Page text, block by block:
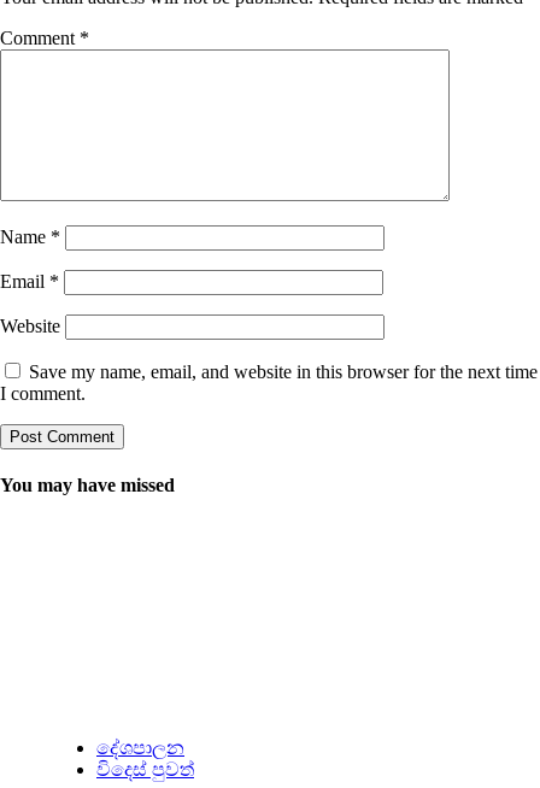
Comment *
Name *
Email *
Website
Save my name, email, and website in this browser for the next time
I comment.
You may have missed
දේශපාලන
විදෙස් පුවත්